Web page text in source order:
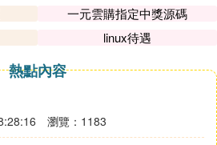
點生成的臨時實例，對臨時實
RDS實例
實例進行庫備份回滾
（linux 系統）上安裝My
一元雲購指定中獎源碼
linux待遇
熱點內容
瀏覽：1183